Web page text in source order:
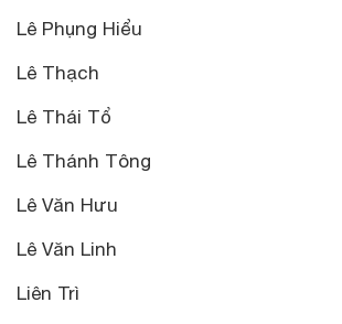
Lê Phụng Hiểu
Lê Thạch
Lê Thái Tổ
Lê Thánh Tông
Lê Văn Hưu
Lê Văn Linh
Liên Trì